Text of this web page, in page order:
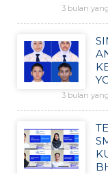
3 bulan
3 bulan